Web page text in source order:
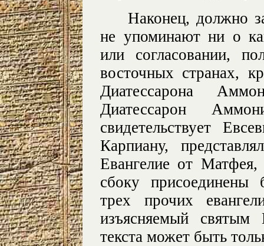
Наконец, должно
не упоминают ни о
или согласовании,
восточных странах,
Диатессарона
Диатессарон
свидетельствует
Карпиану,
Евангелие от Матфея,
сбоку присоединены
трех прочих
изъясняемый святым
текста может быть